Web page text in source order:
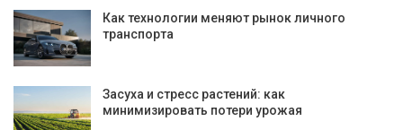
Как технологии меняют рынок личного
транспорта
Засуха и стресс растений: как
минимизировать потери урожая